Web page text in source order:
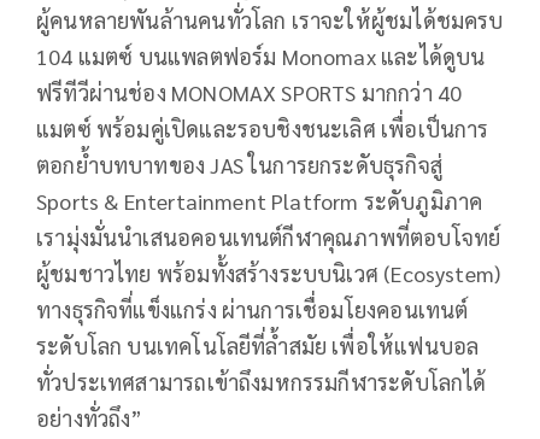
ผู้คนหลายพันล้านคนทั่วโลก เราจะให้ผู้ชมได้ชมครบ
104 แมตซ์ บนแพลตฟอร์ม Monomax และได้ดูบน
ฟรีทีวีผ่านช่อง MONOMAX SPORTS มากกว่า 40
แมตซ์ พร้อมคู่เปิดและรอบชิงชนะเลิศ เพื่อเป็นการ
ตอกย้ำบทบาทของ JAS ในการยกระดับธุรกิจสู่
Sports & Entertainment Platform ระดับภูมิภาค
เรามุ่งมั่นนำเสนอคอนเทนต์กีฬาคุณภาพที่ตอบโจทย์
ผู้ชมชาวไทย พร้อมทั้งสร้างระบบนิเวศ (Ecosystem)
ทางธุรกิจที่แข็งแกร่ง ผ่านการเชื่อมโยงคอนเทนต์
ระดับโลก บนเทคโนโลยีที่ล้ำสมัย เพื่อให้แฟนบอล
ทั่วประเทศสามารถเข้าถึงมหกรรมกีฬาระดับโลกได้
อย่างทั่วถึง”